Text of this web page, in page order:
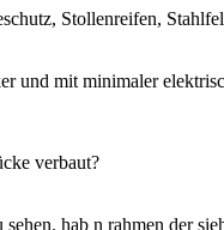
Stollenreifen,
und mit minimaler
verbaut?
hab n rahmen der